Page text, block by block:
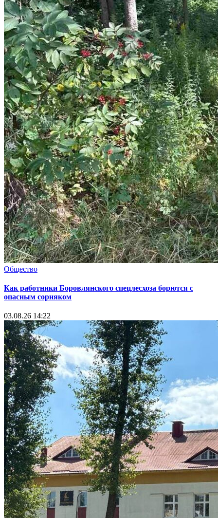
Общество
Как работники Боровлянского спецлесхоза борются с
опасным сорняком
03.08.26 14:22